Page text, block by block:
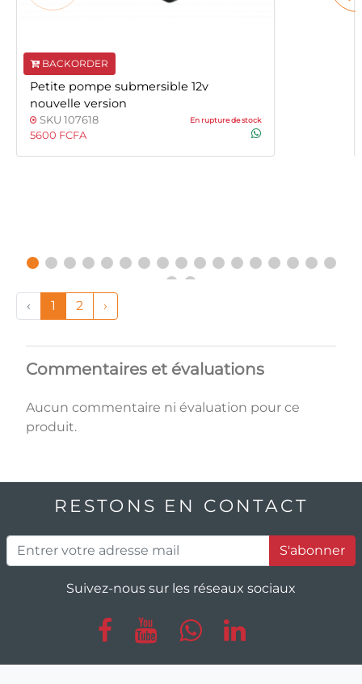
BACKORDER
Petite pompe submersible 12v
nouvelle version
SKU 107618 En rupture de stock
5600 FCFA
‹ 1 2 ›
Commentaires et évaluations
Aucun commentaire ni évaluation pour ce
produit.
RESTONS EN CONTACT
S'abonner
Suivez-nous sur les réseaux sociaux